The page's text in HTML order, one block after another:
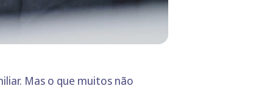
Mas o que muitos não